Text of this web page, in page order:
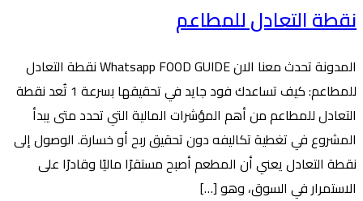
نقطة التعادل للمطاعم
المدونة تحدث معنا الان Whatsapp FOOD GUIDE نقطة التعادل
للمطاعم: كيف تساعدك فود جايد في تحقيقها بسرعة 1 تُعد نقطة
التعادل للمطاعم من أهم المؤشرات المالية التي تحدد متى يبدأ
المشروع في تغطية تكاليفه دون تحقيق ربح أو خسارة. الوصول إلى
نقطة التعادل يعني أن المطعم أصبح مستقرًا ماليًا وقادرًا على
الاستمرار في السوق، وهو […]